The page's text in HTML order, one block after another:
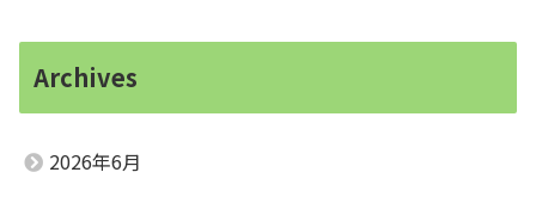
Archives
2026年6月